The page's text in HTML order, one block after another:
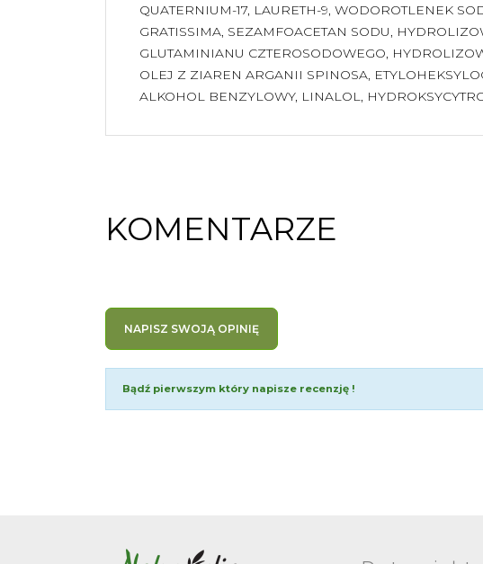
QUATERNIUM-17, LAURETH-9, WODOROTLENEK
GRATISSIMA, SEZAMFOACETAN SODU,
GLUTAMINIANU CZTEROSODOWEGO,
OLEJ Z ZIAREN ARGANII SPINOSA,
ALKOHOL BENZYLOWY, LINALOL,
KOMENTARZE
NAPISZ SWOJĄ OPINIĘ
Bądź pierwszym który napisze recenzję !